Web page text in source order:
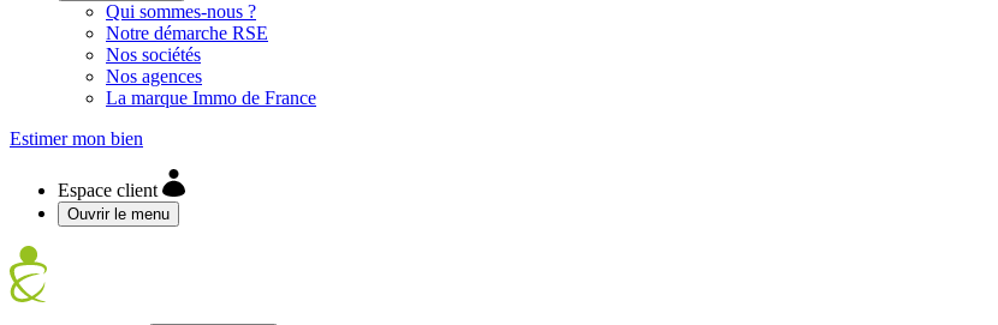
Qui sommes-nous ?
Notre démarche RSE
Nos sociétés
Nos agences
La marque Immo de France
Estimer mon bien
Espace client
Ouvrir le menu